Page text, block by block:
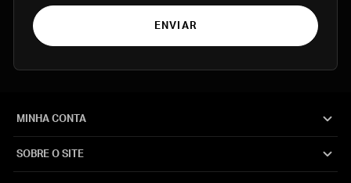
ENVIAR
MINHA CONTA
SOBRE O SITE